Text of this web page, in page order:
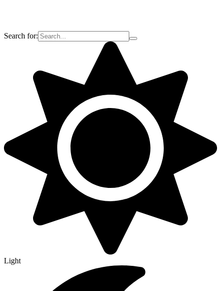
Search for:
Light